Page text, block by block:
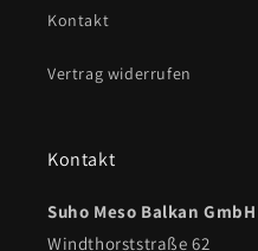
Kontakt
Vertrag widerrufen
Kontakt
Suho Meso Balkan GmbH
Windthorststraße 62